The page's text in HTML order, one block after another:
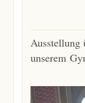
Ausstellung
unserem